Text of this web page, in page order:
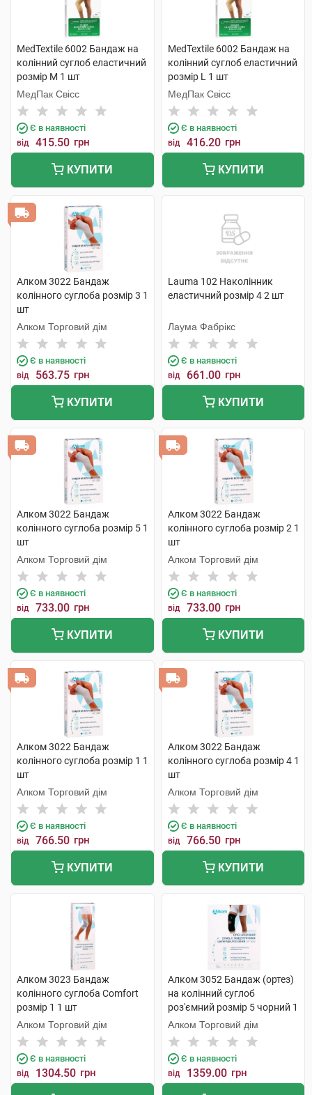
MedTextile 6002 Бандаж на
колінний суглоб еластичний
розмір M 1 шт
МедПак Свісс
Є в наявності
від 415.50 грн
КУПИТИ
MedTextile 6002 Бандаж на
колінний суглоб еластичний
розмір L 1 шт
МедПак Свісс
Є в наявності
від 416.20 грн
КУПИТИ
Алком 3022 Бандаж
колінного суглоба розмір 3 1
шт
Алком Торговий дім
Є в наявності
від 563.75 грн
КУПИТИ
Lauma 102 Наколінник
еластичний розмір 4 2 шт
Лаума Фабрікс
Є в наявності
від 661.00 грн
КУПИТИ
Алком 3022 Бандаж
колінного суглоба розмір 5 1
шт
Алком Торговий дім
Є в наявності
від 733.00 грн
КУПИТИ
Алком 3022 Бандаж
колінного суглоба розмір 2 1
шт
Алком Торговий дім
Є в наявності
від 733.00 грн
КУПИТИ
Алком 3022 Бандаж
колінного суглоба розмір 1 1
шт
Алком Торговий дім
Є в наявності
від 766.50 грн
КУПИТИ
Алком 3022 Бандаж
колінного суглоба розмір 4 1
шт
Алком Торговий дім
Є в наявності
від 766.50 грн
КУПИТИ
Алком 3023 Бандаж
колінного суглоба Comfort
розмір 1 1 шт
Алком Торговий дім
Є в наявності
від 1304.50 грн
Алком 3052 Бандаж (ортез)
на колінний суглоб
роз'ємний розмір 5 чорний 1
шт
Алком Торговий дім
Є в наявності
від 1359.00 грн